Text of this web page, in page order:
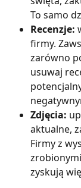
To samo
Recenzje:
firmy.
zarówno
usuwaj
Zdjęcia:
aktualne,
Firmy z
zyskują